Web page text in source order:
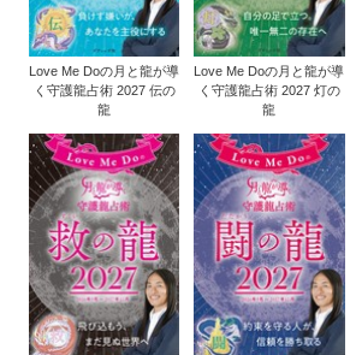
Love Me Doの月と龍が導
く守護龍占術 2027 伝の
龍
Love Me Doの月と龍が導
く守護龍占術 2027 灯の
龍